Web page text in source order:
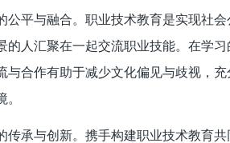
公平与融合。职业技术教育是实现社
的人汇聚在一起交流职业技能。在学
与合作有助于减少文化偏见与歧视，
传承与创新。携手构建职业技术教育